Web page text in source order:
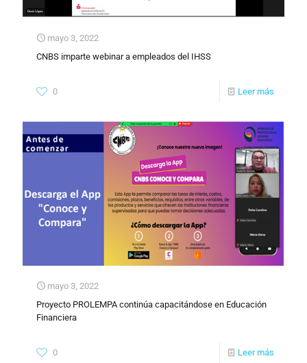
mayo 3, 2022
CNBS imparte webinar a empleados del IHSS
0 Leer más
mayo 3, 2022
Proyecto PROLEMPA continúa capacitándose en Educación
Financiera
0 Leer más